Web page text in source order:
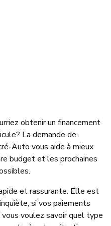
obtenir un financement
La demande de
Auto vous aide à mieux
budget et les prochaines
et rassurante. Elle est
si vos paiements
voulez savoir quel type